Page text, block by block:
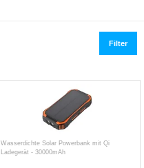
Filter
Wasserdichte Solar Powerbank mit Qi
Ladegerät - 30000mAh